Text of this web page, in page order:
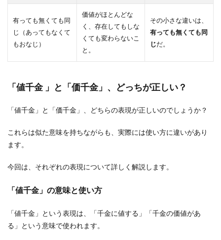
有っても無くても同
じ（あってもなくて
もおなじ）
価値がほとんどな
く、存在してもしな
くても変わらないこ
と。
その小さな違いは、
有っても無くても同
じだ。
「値千金 」と「価千金」、どっちが正しい？
「値千金」と「価千金」、どちらの表現が正しいのでしょうか？
これらは似た意味を持ちながらも、実際には使い方に違いがあり
ます。
今回は、それぞれの表現について詳しく解説します。
「値千金」の意味と使い方
「値千金」という表現は、「千金に値する」「千金の価値があ
る」という意味で使われます。